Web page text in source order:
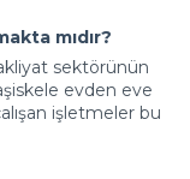
mıdır?
sektörünün
evden eve
işletmeler bu